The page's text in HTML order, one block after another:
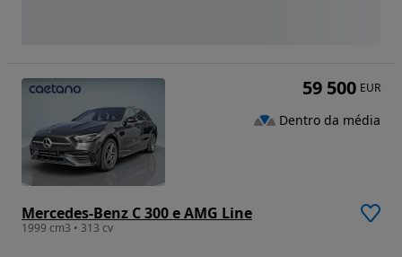
Mercedes-Benz C 300 e AMG Line
1999 cm3 • 313 cv
59 500 EUR
Dentro da média